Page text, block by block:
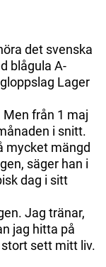
det svenska
blågula A-
Lager
från 1 maj
i snitt.
mycket mängd
säger han i
dag i sitt
Jag tränar,
jag hitta på
sett mitt liv.